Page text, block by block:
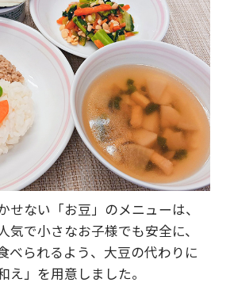
せない「お豆」のメニューは、
気で小さなお子様でも安全に、
べられるよう、大豆の代わりに
え」を用意しました。